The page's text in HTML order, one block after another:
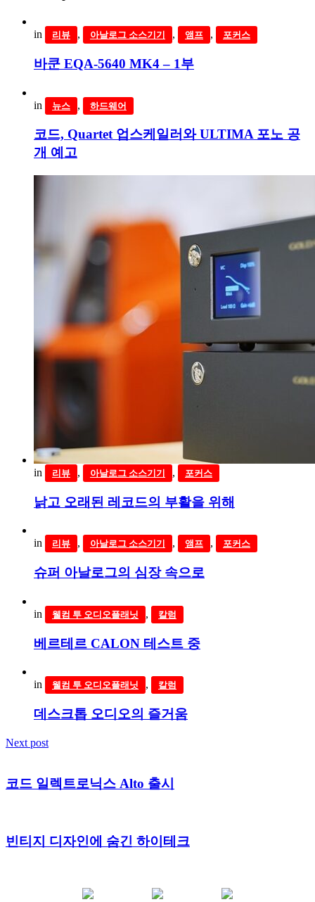
in 리뷰 , 아날로그 소스기기 , 앰프 , 포커스
바쿤 EQA-5640 MK4 – 1부
in 뉴스 , 하드웨어
코드, Quartet 업스케일러와 ULTIMA 포노 공
개 예고
in 리뷰 , 아날로그 소스기기 , 포커스
낡고 오래된 레코드의 부활을 위해
in 리뷰 , 아날로그 소스기기 , 앰프 , 포커스
슈퍼 아날로그의 심장 속으로
in 웰컴 투 오디오플래닛 , 칼럼
베르테르 CALON 테스트 중
in 웰컴 투 오디오플래닛 , 칼럼
데스크톱 오디오의 즐거움
Next post
코드 일렉트로닉스 Alto 출시
빈티지 디자인에 숨긴 하이테크